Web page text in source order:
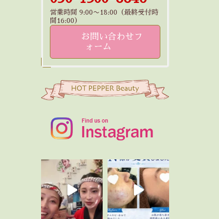
営業時間 9:00〜18:00（最終受付時
間16:00）
お問い合わせフ
ォーム